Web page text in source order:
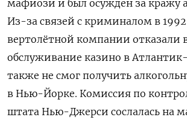
мафиози и был осужден за кражу
Из-за связей с криминалом в 1992
вертолётной компании отказали
обслуживание казино в
также не смог получить
в Нью-Йорке. Комиссия по
штата Нью-Джерси сослалась на